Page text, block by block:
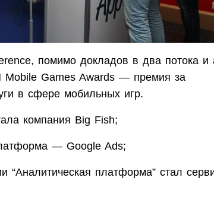
помимо докладов в два потока и
Mobile Games Awards — премия за
в сфере мобильных игр.
компания Big Fish;
— Google Ads;
“Аналитическая платформа” стал